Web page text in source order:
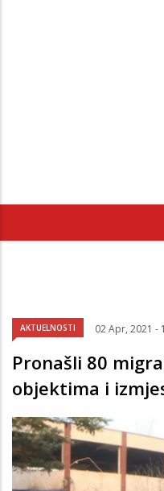
AKTUELNOSTI 02 Apr, 2021 -
Pronašli 80
objektima i